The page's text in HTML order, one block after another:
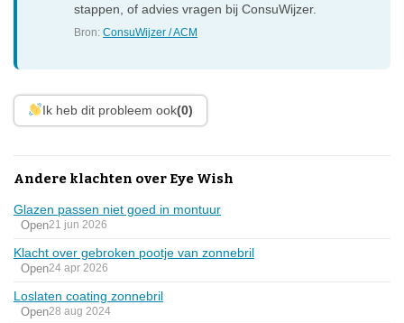
stappen, of advies vragen bij ConsuWijzer.
Bron:ConsuWijzer / ACM
Ik heb dit probleem ook(0)
Andere klachten over Eye Wish
Glazen passen niet goed in montuur
Open21 jun 2026
Klacht over gebroken pootje van zonnebril
Open24 apr 2026
Loslaten coating zonnebril
Open28 aug 2024